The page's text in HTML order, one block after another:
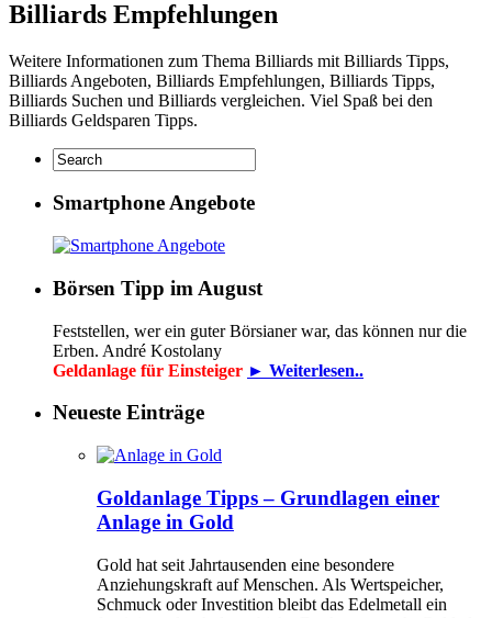
Billiards Empfehlungen
Weitere Informationen zum Thema Billiards mit Billiards Tipps,
Billiards Angeboten, Billiards Empfehlungen, Billiards Tipps,
Billiards Suchen und Billiards vergleichen. Viel Spaß bei den
Billiards Geldsparen Tipps.
Smartphone Angebote
Börsen Tipp im August
Feststellen, wer ein guter Börsianer war, das können nur die
Erben. André Kostolany
Geldanlage für Einsteiger ► Weiterlesen..
Neueste Einträge
Goldanlage Tipps – Grundlagen einer
Anlage in Gold
Gold hat seit Jahrtausenden eine besondere
Anziehungskraft auf Menschen. Als Wertspeicher,
Schmuck oder Investition bleibt das Edelmetall ein